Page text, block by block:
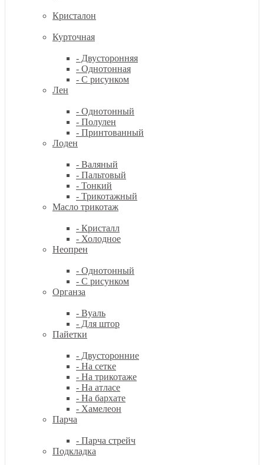
Кристалон
Курточная
- Двусторонняя
- Однотонная
- С рисунком
Лен
- Однотонный
- Полулен
- Принтованный
Лоден
- Валяный
- Пальтовый
- Тонкий
- Трикотажный
Масло трикотаж
- Кристалл
- Холодное
Неопрен
- Однотонный
- С рисунком
Органза
- Вуаль
- Для штор
Пайетки
- Двусторонние
- На сетке
- На трикотаже
- На атласе
- На бархате
- Хамелеон
Парча
- Парча стрейч
Подкладка